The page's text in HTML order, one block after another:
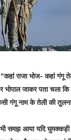
राजा भोज- कहां गंगू
जाकर पता चला
नाम के तेली की तुलना
समझ आया यदि घुमक्कड़ी